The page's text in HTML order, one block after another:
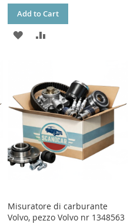
Add to Cart
ADD
LIST
Misuratore di carburante
Volvo, pezzo Volvo nr 1348563